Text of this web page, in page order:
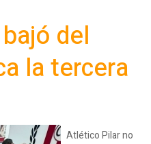
del
la tercera
Atlético Pilar no